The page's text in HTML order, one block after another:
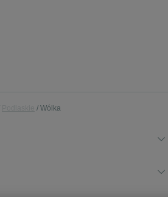
Wólka